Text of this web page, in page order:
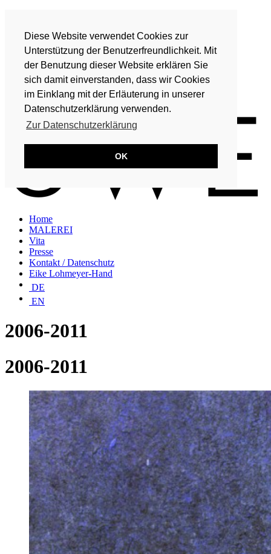
Diese Website verwendet Cookies zur
Unterstützung der Benutzerfreundlichkeit. Mit
der Benutzung dieser Website erklären Sie
sich damit einverstanden, dass wir Cookies
im Einklang mit der Erläuterung in unserer
Datenschutzerklärung verwenden.
Zur Datenschutzerklärung
OK
Vita
Presse
Kontakt / Datenschutz
Eike Lohmeyer-Hand
DE
EN
Home
MALEREI
Vita
Presse
Kontakt / Datenschutz
Eike Lohmeyer-Hand
DE
EN
2006-2011
2006-2011